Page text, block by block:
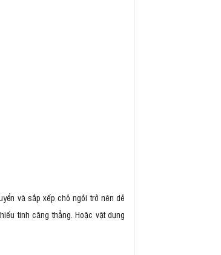
và sắp xếp chỗ ngồi trở nên dễ
tính căng thẳng. Hoặc vật dụng